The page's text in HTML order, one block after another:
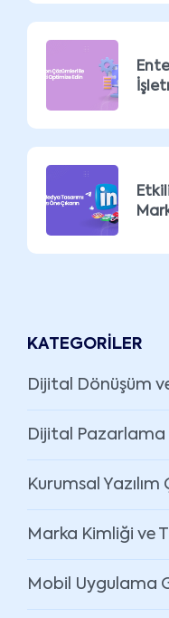
KATEGORILER
Dijital Dönüşüm
Dijital Pazarlama
Kurumsal
Marka Kimliği ve
Mobil Uygulama